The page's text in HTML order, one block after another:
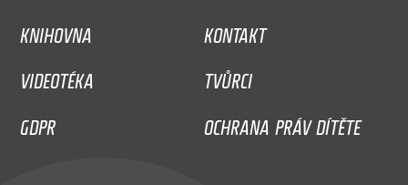
KNIHOVNA
KONTAKT
VIDEOTÉKA
TVŮRCI
GDPR
OCHRANA PRÁV DÍTĚTE